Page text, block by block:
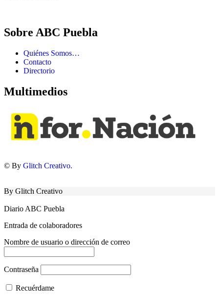
Sobre ABC Puebla
Quiénes Somos…
Contacto
Directorio
Multimedios
© By Glitch Creativo.
By Glitch Creativo
Diario ABC Puebla
Entrada de colaboradores
Nombre de usuario o dirección de correo
Contraseña
Recuérdame